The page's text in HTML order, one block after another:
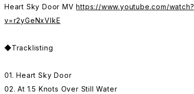
Heart Sky Door MVhttps://www.youtube.com/watch?
v=r2yGeNxVIkE
◆Tracklisting
01. Heart Sky Door
02. At 1.5 Knots Over Still Water